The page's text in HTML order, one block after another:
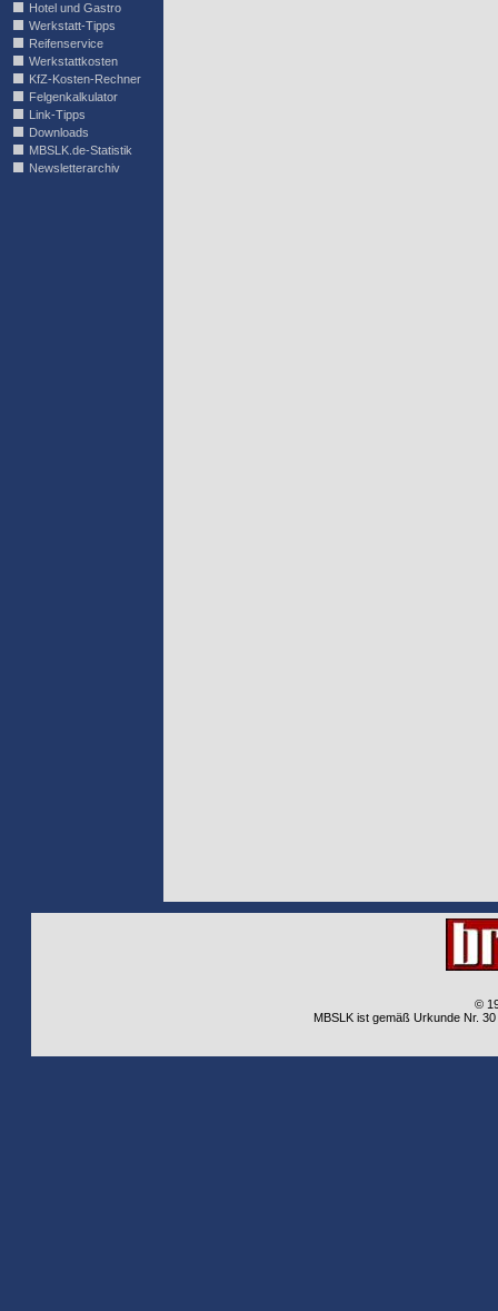
Hotel und Gastro
Werkstatt-Tipps
Reifenservice
Werkstattkosten
KfZ-Kosten-Rechner
Felgenkalkulator
Link-Tipps
Downloads
MBSLK.de-Statistik
Newsletterarchiv
©
MBSLK ist gemäß Urkunde Nr.